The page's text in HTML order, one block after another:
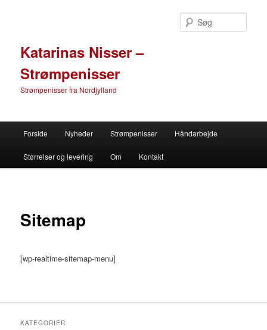
Katarinas Nisser –
Strømpenisser
Strømpenisser fra Nordjylland
Fortsæt til primære indhold
Fortsæt til sekundære indhold
Forside Nyheder Strømpenisser Håndarbejde
Størrelser og levering Om Kontakt
Sitemap
[wp-realtime-sitemap-menu]
KATEGORIER